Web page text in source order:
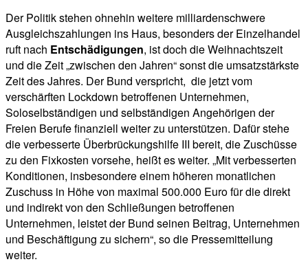
Der Politik stehen ohnehin weitere milliardenschwere
Ausgleichszahlungen ins Haus, besonders der Einzelhandel
ruft nach Entschädigungen, ist doch die Weihnachtszeit
und die Zeit „zwischen den Jahren“ sonst die umsatzstärkste
Zeit des Jahres. Der Bund verspricht, die jetzt vom
verschärften Lockdown betroffenen Unternehmen,
Soloselbständigen und selbständigen Angehörigen der
Freien Berufe finanziell weiter zu unterstützen. Dafür stehe
die verbesserte Überbrückungshilfe III bereit, die Zuschüsse
zu den Fixkosten vorsehe, heißt es weiter. „Mit verbesserten
Konditionen, insbesondere einem höheren monatlichen
Zuschuss in Höhe von maximal 500.000 Euro für die direkt
und indirekt von den Schließungen betroffenen
Unternehmen, leistet der Bund seinen Beitrag, Unternehmen
und Beschäftigung zu sichern“, so die Pressemitteilung
weiter.